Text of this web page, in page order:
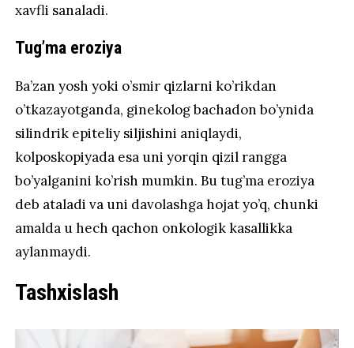
xavfli sanaladi.
Tug’ma eroziya
Ba’zan yosh yoki o’smir qizlarni ko’rikdan
o’tkazayotganda, ginekolog bachadon bo’ynida
silindrik epiteliy siljishini aniqlaydi,
kolposkopiyada esa uni yorqin qizil rangga
bo’yalganini ko’rish mumkin. Bu tug’ma eroziya
deb ataladi va uni davolashga hojat yo’q, chunki
amalda u hech qachon onkologik kasallikka
aylanmaydi.
Tashxislash